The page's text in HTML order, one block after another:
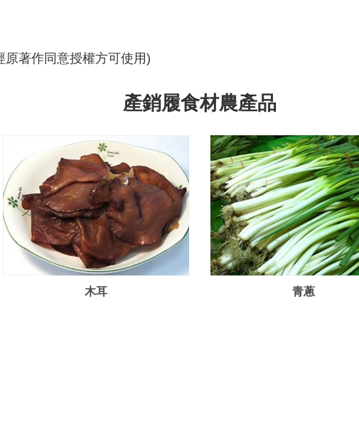
著作同意授權方可使用)
產銷履食材農產品
木耳 青蔥